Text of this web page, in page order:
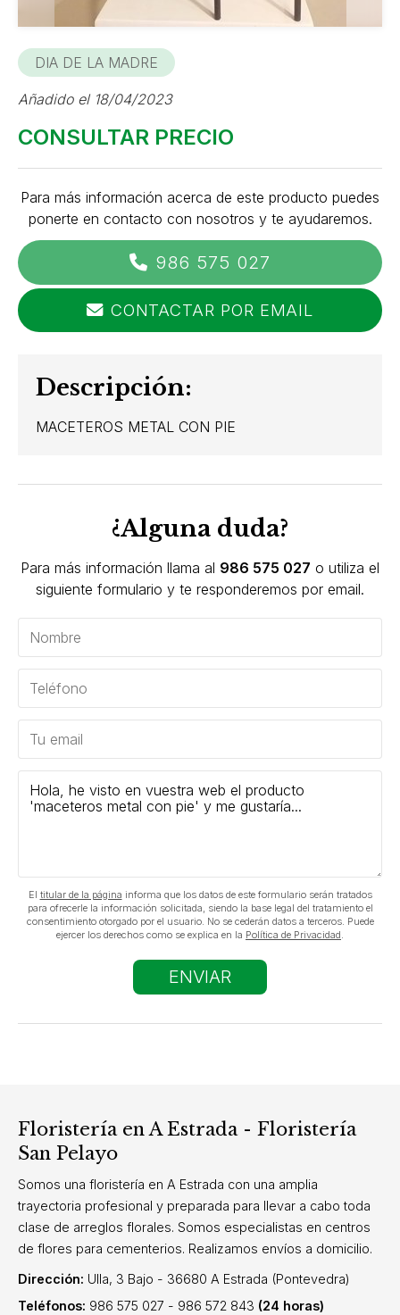
DIA DE LA MADRE
Añadido el 18/04/2023
CONSULTAR PRECIO
Para más información acerca de este producto puedes
ponerte en contacto con nosotros y te ayudaremos.
986 575 027
CONTACTAR POR EMAIL
Descripción:
MACETEROS METAL CON PIE
¿Alguna duda?
Para más información llama al 986 575 027 o utiliza el
siguiente formulario y te responderemos por email.
El titular de la página informa que los datos de este formulario serán tratados
para ofrecerle la información solicitada, siendo la base legal del tratamiento el
consentimiento otorgado por el usuario. No se cederán datos a terceros. Puede
ejercer los derechos como se explica en la Política de Privacidad.
Floristería en A Estrada - Floristería
San Pelayo
Somos una floristería en A Estrada con una amplia
trayectoria profesional y preparada para llevar a cabo toda
clase de arreglos florales. Somos especialistas en centros
de flores para cementerios. Realizamos envíos a domicilio.
Dirección: Ulla, 3 Bajo - 36680 A Estrada (Pontevedra)
Teléfonos: 986 575 027 - 986 572 843 (24 horas)